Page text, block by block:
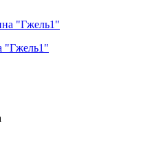
"Гжель1"